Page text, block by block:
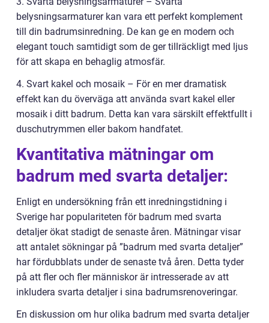
belysningsarmaturer kan vara ett perfekt komplement
till din badrumsinredning. De kan ge en modern och
elegant touch samtidigt som de ger tillräckligt med ljus
för att skapa en behaglig atmosfär.
4. Svart kakel och mosaik – För en mer dramatisk
effekt kan du överväga att använda svart kakel eller
mosaik i ditt badrum. Detta kan vara särskilt effektfullt i
duschutrymmen eller bakom handfatet.
Kvantitativa mätningar om
badrum med svarta detaljer:
Enligt en undersökning från ett inredningstidning i
Sverige har populariteten för badrum med svarta
detaljer ökat stadigt de senaste åren. Mätningar visar
att antalet sökningar på ”badrum med svarta detaljer”
har fördubblats under de senaste två åren. Detta tyder
på att fler och fler människor är intresserade av att
inkludera svarta detaljer i sina badrumsrenoveringar.
En diskussion om hur olika badrum med svarta detaljer